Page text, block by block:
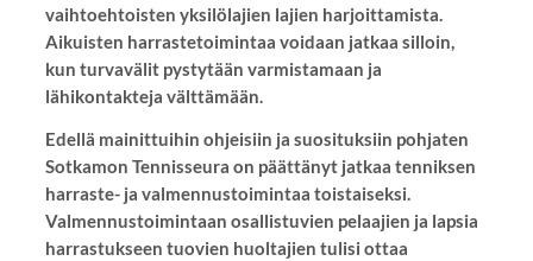
vaihtoehtoisten yksilölajien lajien harjoittamista.
Aikuisten harrastetoimintaa voidaan jatkaa silloin,
kun turvavälit pystytään varmistamaan ja
lähikontakteja välttämään.
Edellä mainittuihin ohjeisiin ja suosituksiin pohjaten
Sotkamon Tennisseura on päättänyt jatkaa tenniksen
harraste- ja valmennustoimintaa toistaiseksi.
Valmennustoimintaan osallistuvien pelaajien ja lapsia
harrastukseen tuovien huoltajien tulisi ottaa